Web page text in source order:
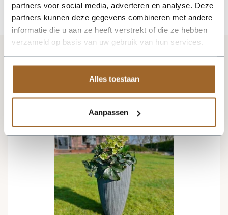
partners voor social media, adverteren en analyse. Deze
partners kunnen deze gegevens combineren met andere
informatie die u aan ze heeft verstrekt of die ze hebben
verzameld op basis van uw gebruik van hun services.
Alles toestaan
Aanpassen
Vergelijkbare producten